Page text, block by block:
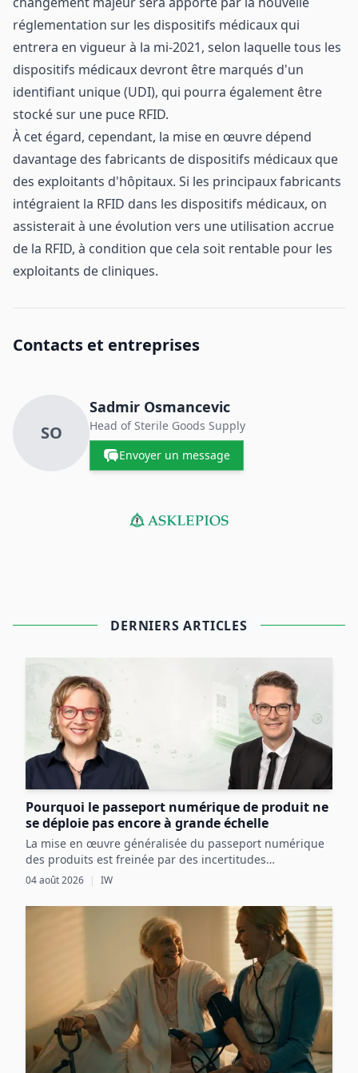
réglementation sur les dispositifs médicaux qui
entrera en vigueur à la mi-2021, selon laquelle tous les
dispositifs médicaux devront être marqués d'un
identifiant unique (UDI), qui pourra également être
stocké sur une puce RFID.
À cet égard, cependant, la mise en œuvre dépend
davantage des fabricants de dispositifs médicaux que
des exploitants d'hôpitaux. Si les principaux fabricants
intégraient la RFID dans les dispositifs médicaux, on
assisterait à une évolution vers une utilisation accrue
de la RFID, à condition que cela soit rentable pour les
exploitants de cliniques.
Contacts et entreprises
SO
Sadmir Osmancevic
Head of Sterile Goods Supply
Envoyer un message
DERNIERS ARTICLES
Pourquoi le passeport numérique de produit ne
se déploie pas encore à grande échelle
La mise en œuvre généralisée du passeport numérique
des produits est freinée par des incertitudes
réglementaires, des défis techniques et des coûts
initiaux élevés, malgré ses avantages potentiels pour
l’économie circulaire.
04 août 2026 | IW